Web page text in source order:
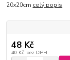
20x20cm celý popis
48 Kč
40 Kč bez DPH